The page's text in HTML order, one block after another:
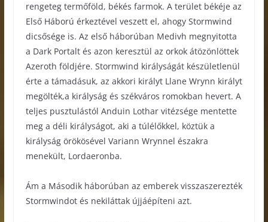
rengeteg termőföld, békés farmok. A terület békéje az
Első Háború érkeztével veszett el, ahogy Stormwind
dicsősége is. Az első háborúban Medivh megnyitotta
a Dark Portalt és azon keresztül az orkok átözönlöttek
Azeroth földjére. Stormwind királyságát készületlenül
érte a támadásuk, az akkori királyt Llane Wrynn királyt
megölték,a királyság és székváros romokban hevert. A
teljes pusztulástól Anduin Lothar vitézsége mentette
meg a déli királyságot, aki a túlélőkkel, köztük a
királyság örökösével Variann Wrynnel északra
menekült, Lordaeronba.
Ám a Második háborúban az emberek visszaszerezték
Stormwindot és nekiláttak újjáépíteni azt.